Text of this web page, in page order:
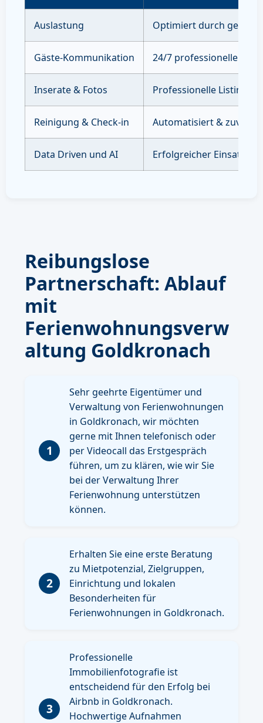
Auslastung Optimiert durch
Gäste-Kommunikation 24/7 professioneller
Inserate & Fotos Professionelle Listings
Reinigung & Check-in Automatisiert &
Data Driven und AI Erfolgreicher Einsatz
Reibungslose
Partnerschaft: Ablauf
mit
Ferienwohnungsverw
altung Goldkronach
1
Sehr geehrte Eigentümer und
Verwaltung von Ferienwohnungen
in Goldkronach, wir möchten
gerne mit Ihnen telefonisch oder
per Videocall das Erstgespräch
führen, um zu klären, wie wir Sie
bei der Verwaltung Ihrer
Ferienwohnung unterstützen
können.
2
Erhalten Sie eine erste Beratung
zu Mietpotenzial, Zielgruppen,
Einrichtung und lokalen
Besonderheiten für
Ferienwohnungen in Goldkronach.
3
Professionelle
Immobilienfotografie ist
entscheidend für den Erfolg bei
Airbnb in Goldkronach.
Hochwertige Aufnahmen